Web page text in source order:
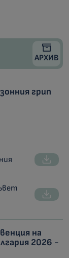
АРХИВ
грип
на
2026 -